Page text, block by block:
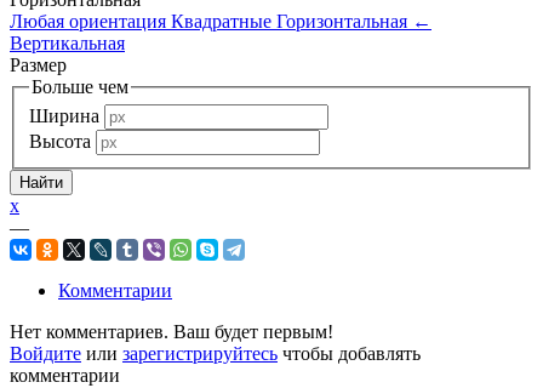
Любая ориентация Квадратные Горизонтальная ←
Вертикальная
Размер
Больше чем
Ширина
Высота
x
—
Комментарии
Нет комментариев. Ваш будет первым!
Войдите или зарегистрируйтесь чтобы добавлять
комментарии